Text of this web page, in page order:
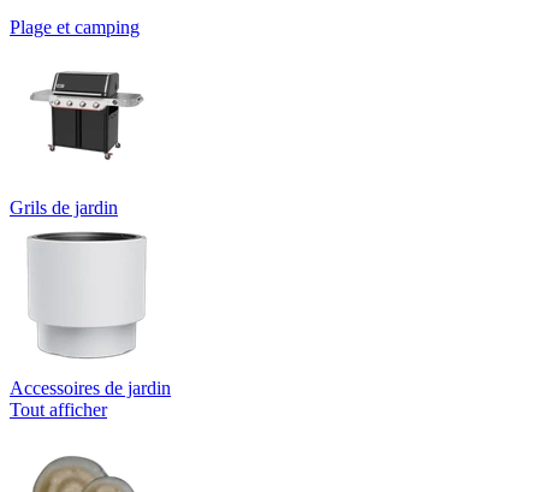
Plage et camping
Grils de jardin
Accessoires de jardin
Tout afficher